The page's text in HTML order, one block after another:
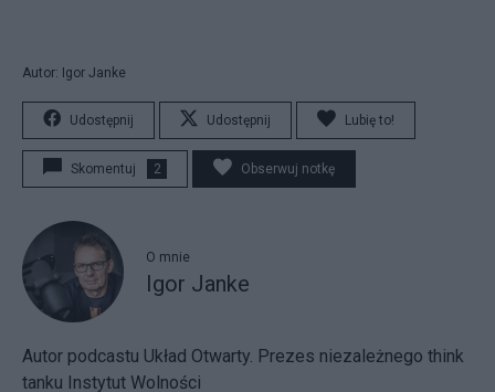
Autor: Igor Janke
Udostępnij Udostępnij Lubię to!
Skomentuj 2 Obserwuj notkę
O mnie
Igor Janke
Autor podcastu Układ Otwarty. Prezes niezależnego think
tanku Instytut Wolności